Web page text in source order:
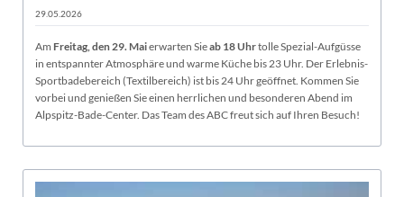
29.05.2026
Am Freitag, den 29. Maierwarten Sieab 18 Uhrtolle Spezial-Aufgüsse
in entspannter Atmosphäre und warme Küche bis 23 Uhr. Der Erlebnis-
Sportbadebereich (Textilbereich) ist bis 24 Uhr geöffnet. Kommen Sie
vorbei und genießen Sie einen herrlichen und besonderen Abend im
Alpspitz-Bade-Center. Das Team des ABC freut sich auf Ihren Besuch!